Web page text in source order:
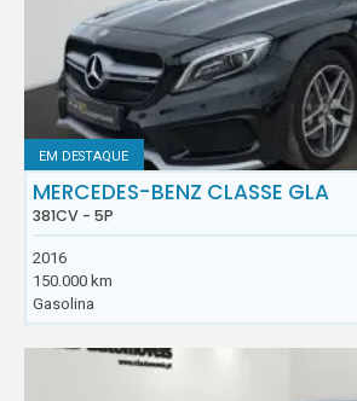
EM DESTAQUE
MERCEDES-BENZ CLASSE GLA
381CV - 5P
2016
150.000 km
Gasolina